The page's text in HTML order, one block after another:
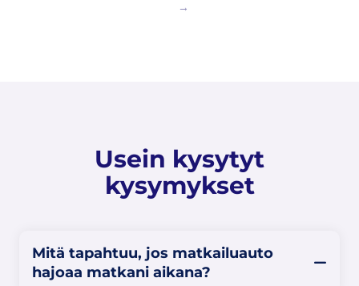
Usein kysytyt
kysymykset
Mitä tapahtuu, jos matkailuauto
hajoaa matkani aikana?